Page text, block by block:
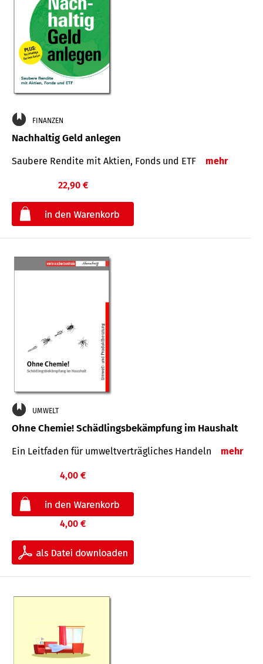
FINANZEN
Nachhaltig Geld anlegen
Saubere Rendite mit Aktien, Fonds und ETF mehr
22,90 €
UMWELT
Ohne Chemie! Schädlingsbekämpfung im Haushalt
Ein Leitfaden für um­welt­ver­träg­liches Han­deln mehr
4,00 €
4,00 €